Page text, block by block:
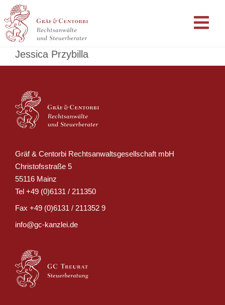
Jessica Przybilla
Gräf & Centorbi Rechtsanwaltsgesellschaft mbH
Christofsstraße 5
55116 Mainz
Tel +49 (0)6131 / 211350
Fax +49 (0)6131 / 211352 9
info@gc-kanzlei.de